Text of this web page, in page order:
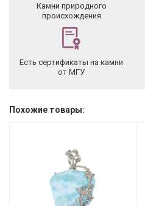
Камни природного
происхождения
Есть сертификаты на камни
от МГУ
Похожие товары: